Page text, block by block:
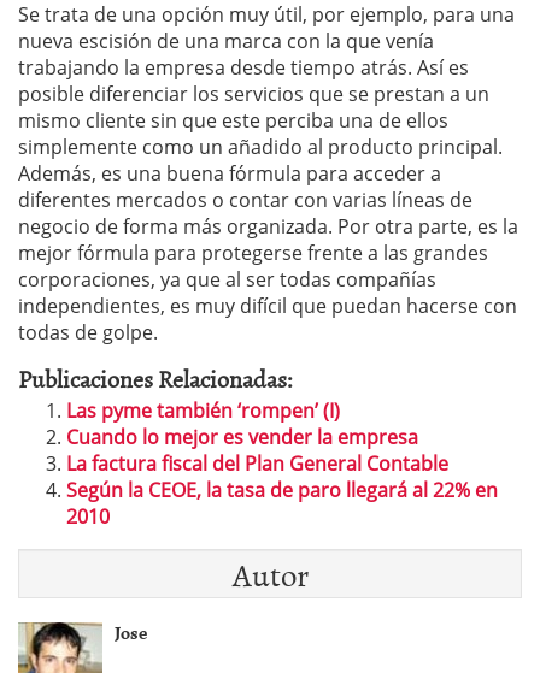
Se trata de una opción muy útil, por ejemplo, para una
nueva escisión de una marca con la que venía
trabajando la empresa desde tiempo atrás. Así es
posible diferenciar los servicios que se prestan a un
mismo cliente sin que este perciba una de ellos
simplemente como un añadido al producto principal.
Además, es una buena fórmula para acceder a
diferentes mercados o contar con varias líneas de
negocio de forma más organizada. Por otra parte, es la
mejor fórmula para protegerse frente a las grandes
corporaciones, ya que al ser todas compañías
independientes, es muy difícil que puedan hacerse con
todas de golpe.
Publicaciones Relacionadas:
Las pyme también ‘rompen’ (I)
Cuando lo mejor es vender la empresa
La factura fiscal del Plan General Contable
Según la CEOE, la tasa de paro llegará al 22% en
2010
Autor
Jose